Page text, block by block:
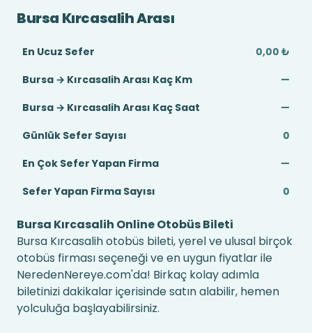
Bursa Kırcasalih Arası
En Ucuz Sefer
0,00 ₺
Bursa → Kırcasalih Arası Kaç Km
—
Bursa → Kırcasalih Arası Kaç Saat
—
Günlük Sefer Sayısı
0
En Çok Sefer Yapan Firma
—
Sefer Yapan Firma Sayısı
0
Bursa Kırcasalih Online Otobüs Bileti
Bursa Kırcasalih otobüs bileti, yerel ve ulusal birçok
otobüs firması seçeneği ve en uygun fiyatlar ile
NeredenNereye.com'da! Birkaç kolay adımla
biletinizi dakikalar içerisinde satın alabilir, hemen
yolculuğa başlayabilirsiniz.